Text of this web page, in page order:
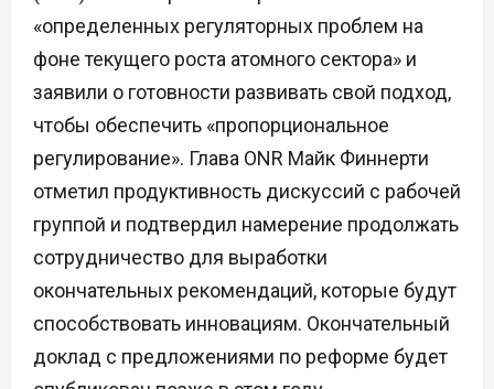
«определенных регуляторных проблем на
фоне текущего роста атомного сектора» и
заявили о готовности развивать свой подход,
чтобы обеспечить «пропорциональное
регулирование». Глава ONR Майк Финнерти
отметил продуктивность дискуссий с рабочей
группой и подтвердил намерение продолжать
сотрудничество для выработки
окончательных рекомендаций, которые будут
способствовать инновациям. Окончательный
доклад с предложениями по реформе будет